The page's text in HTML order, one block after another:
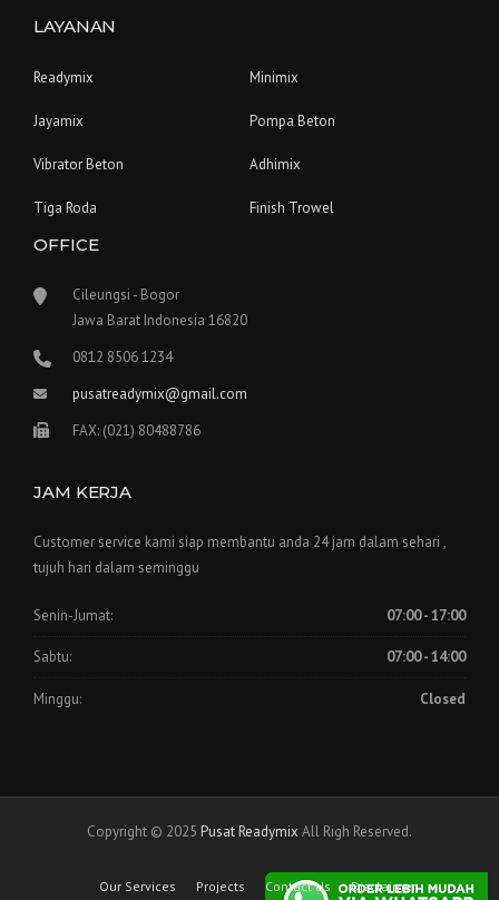
LAYANAN
Readymix Minimix
Jayamix Pompa Beton
Vibrator Beton Adhimix
Tiga Roda Finish Trowel
OFFICE
Cileungsi - Bogor
Jawa Barat Indonesia 16820
0812 8506 1234
pusatreadymix@gmail.com
FAX: (021) 80488786
JAM KERJA
Customer service kami siap membantu anda 24 jam dalam sehari ,
tujuh hari dalam seminggu
Senin-Jumat: 07:00 - 17:00
Sabtu: 07:00 - 14:00
Minggu: Closed
Copyright © 2025 Pusat Readymix All Righ Reserved.
Our Services Projects Contact Us Disclaimer